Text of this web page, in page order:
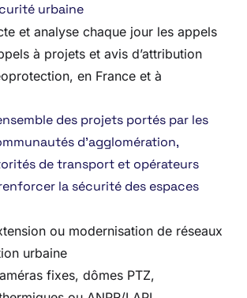
urbaine
et analyse chaque jour les appels
à projets et avis d’attribution
en France et à
des projets portés par les
d’agglomération,
de transport et opérateurs
la sécurité des espaces
ou modernisation de réseaux
urbaine
fixes, dômes PTZ,